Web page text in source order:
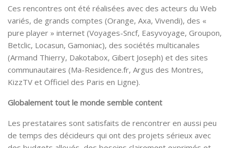
Ces rencontres ont été réalisées avec des acteurs du Web
variés, de grands comptes (Orange, Axa, Vivendi), des «
pure player » internet (Voyages-Sncf, Easyvoyage, Groupon,
Betclic, Locasun, Gamoniac), des sociétés multicanales
(Armand Thierry, Dakotabox, Gibert Joseph) et des sites
communautaires (Ma-Residence.fr, Argus des Montres,
KizzTV et Officiel des Paris en Ligne).
Globalement tout le monde semble content
Les prestataires sont satisfaits de rencontrer en aussi peu
de temps des décideurs qui ont des projets sérieux avec